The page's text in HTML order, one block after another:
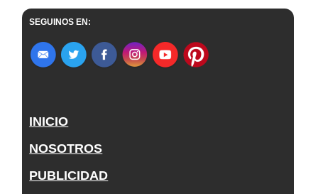
SEGUINOS EN:
INICIO
NOSOTROS
PUBLICIDAD